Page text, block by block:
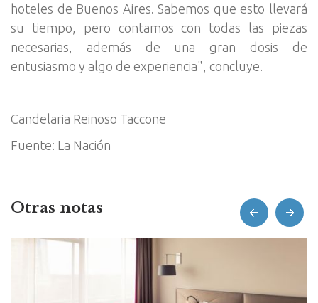
hoteles de Buenos Aires. Sabemos que esto llevará
su tiempo, pero contamos con todas las piezas
necesarias, además de una gran dosis de
entusiasmo y algo de experiencia", concluye.
Candelaria Reinoso Taccone
Fuente: La Nación
Otras notas prev next